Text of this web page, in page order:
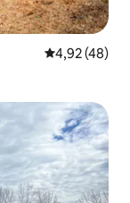
Średnia
4,92 (48)